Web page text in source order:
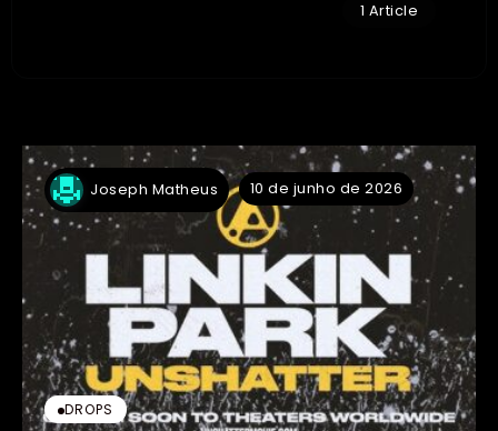
1 Article
Joseph Matheus 10 de junho de 2026
DROPS